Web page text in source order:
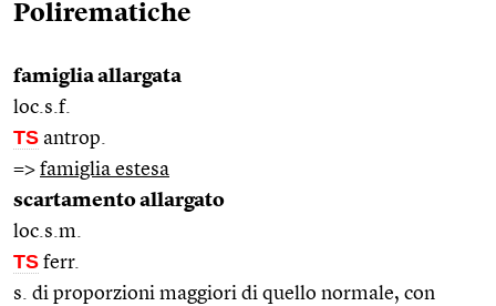
Polirematiche
famiglia allargata
loc.s.f.
TS antrop.
=> famiglia estesa
scartamento allargato
loc.s.m.
TS ferr.
s. di proporzioni maggiori di quello normale, con